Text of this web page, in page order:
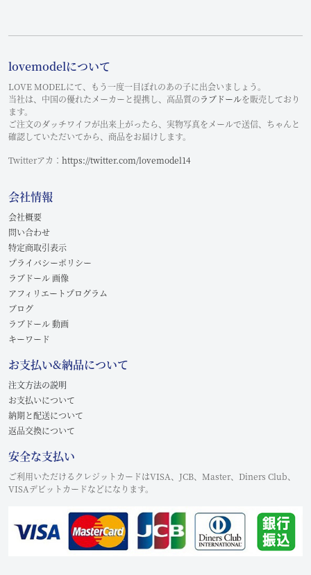
lovemodelについて
LOVE MODELにて、もう一度一目ぼれのあの子に出会いましょう。
当社は、中国の優れたメーカーと提携し、高品質のラブドールを販売しており
ます。
ご注文のダッチワイフが出来上がったら、実物写真をメールで送信、ちゃんと
確認していただいてから、商品をお届けします。
Twitterアカ： https://twitter.com/lovemodel14
会社情報
会社概要
問い合わせ
特定商取引表示
プライバシーポリシー
ラブドール 画像
アフィリエートプログラム
ブログ
ラブドール 動画
キーワード
お支払い&納品について
注文方法の説明
お支払いについて
納期と配送について
返品交換について
安全な支払い
ご利用いただけるクレジットカードはVISA、JCB、Master、Diners Club、
VISAデビットカードなどになります。